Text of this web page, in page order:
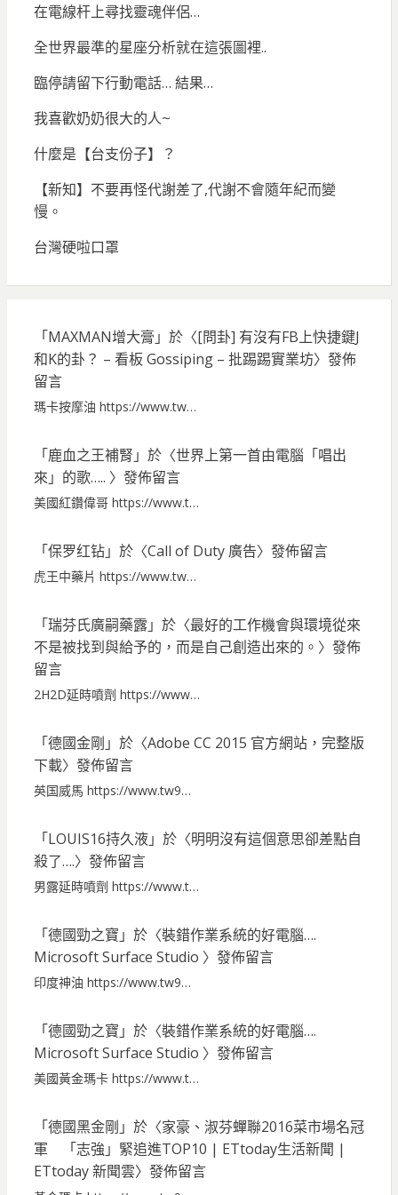
在電線杆上尋找靈魂伴侶…
全世界最準的星座分析就在這張圖裡..
臨停請留下行動電話… 結果…
我喜歡奶奶很大的人~
什麼是【台支份子】？
【新知】不要再怪代謝差了,代謝不會隨年紀而變
慢。
台灣硬啦口罩
「MAXMAN增大膏 」於〈[問卦] 有沒有FB上快捷鍵J
和K的卦？ – 看板 Gossiping – 批踢踢實業坊〉發佈
留言
瑪卡按摩油 https://www.tw…
「鹿血之王補腎 」於〈世界上第一首由電腦「唱出
來」的歌….. 〉發佈留言
美國紅鑽偉哥 https://www.t…
「保罗红钻」於〈Call of Duty 廣告〉發佈留言
虎王中藥片 https://www.tw…
「瑞芬氏廣嗣藥露」於〈最好的工作機會與環境從來
不是被找到與給予的，而是自己創造出來的。 〉發佈
留言
2H2D延時噴劑 https://www…
「德國金剛 」於〈Adobe CC 2015 官方網站，完整版
下載〉發佈留言
英国威馬 https://www.tw9…
「LOUIS16持久液」於〈明明沒有這個意思卻差點自
殺了….〉發佈留言
男露延時噴劑 https://www.t…
「德國勁之寶 」於〈裝錯作業系統的好電腦….
Microsoft Surface Studio 〉發佈留言
印度神油 https://www.tw9…
「德國勁之寶 」於〈裝錯作業系統的好電腦….
Microsoft Surface Studio 〉發佈留言
美國黃金瑪卡 https://www.t…
「德國黑金剛 」於〈家豪、淑芬蟬聯2016菜市場名冠
軍 「志強」緊追進TOP10 | ETtoday生活新聞 |
ETtoday 新聞雲〉發佈留言